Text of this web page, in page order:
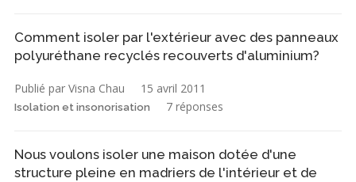
Comment isoler par l'extérieur avec des panneaux
polyuréthane recyclés recouverts d'aluminium?
Publié par Visna Chau 15 avril 2011
Isolation et insonorisation 7 réponses
Nous voulons isoler une maison dotée d'une
structure pleine en madriers de l'intérieur et de